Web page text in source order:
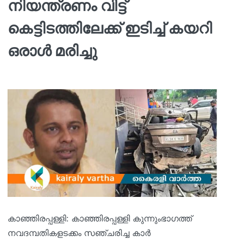
നിയന്ത്രണം വിട്ട്
കെട്ടിടത്തിലേക്ക് ഇടിച്ച് കയറി
ഒരാൾ മരിച്ചു
കാഞ്ഞിരപ്പള്ളി: കാഞ്ഞിരപ്പള്ളി കുന്നുംഭാഗത്ത്
നവദമ്പതികളടക്കം സഞ്ചരിച്ച കാർ